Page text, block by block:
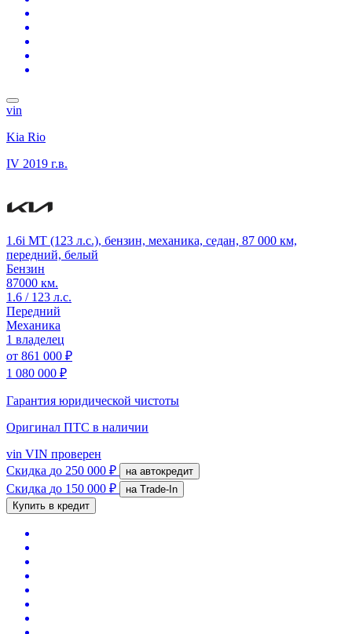
vin
Kia Rio
IV 2019 г.в.
1.6i MT (123 л.с.), бензин, механика, седан, 87 000 км,
передний, белый
Бензин
87000 км.
1.6 / 123 л.с.
Передний
Механика
1 владелец
от 861 000 ₽
1 080 000 ₽
Гарантия юридической чистоты
Оригинал ПТС в наличии
vin VIN проверен
Скидка до 250 000 ₽ на автокредит
Скидка до 150 000 ₽
на Trade-In
Купить в кредит